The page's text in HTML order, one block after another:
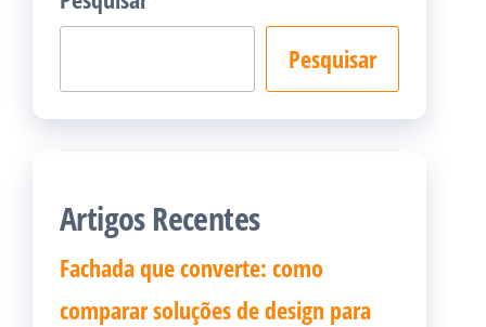
Pesquisar
Artigos Recentes
Fachada que converte: como
comparar soluções de design para